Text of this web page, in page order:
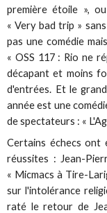
première étoile »,
« Very bad trip »
pas une comédie
« OSS 117 : Rio ne
décapant et moins
d'entrées. Et le
année est une
de spectateurs : «
Certains échecs ont
réussites : Jean-
« Micmacs à Tire-
sur l'intolérance
raté le retour de